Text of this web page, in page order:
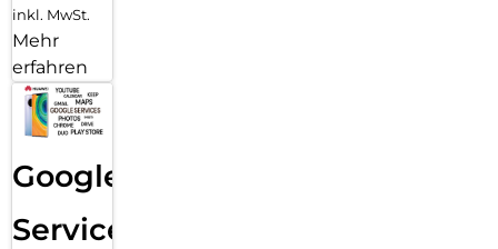
inkl. MwSt.
Mehr
erfahren
Google
Services